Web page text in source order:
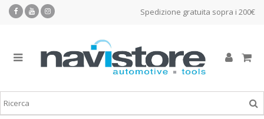
Spedizione gratuita sopra i 200€